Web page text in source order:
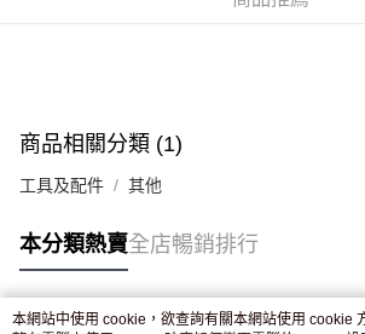
付款後門市自取，訂單確認後2-4個工作天到
商品相關分類 (1)
工具及配件 其他
本分類熱賣全店暢銷排行
本網站中使用 cookie，欲查詢有關本網站使用 cookie